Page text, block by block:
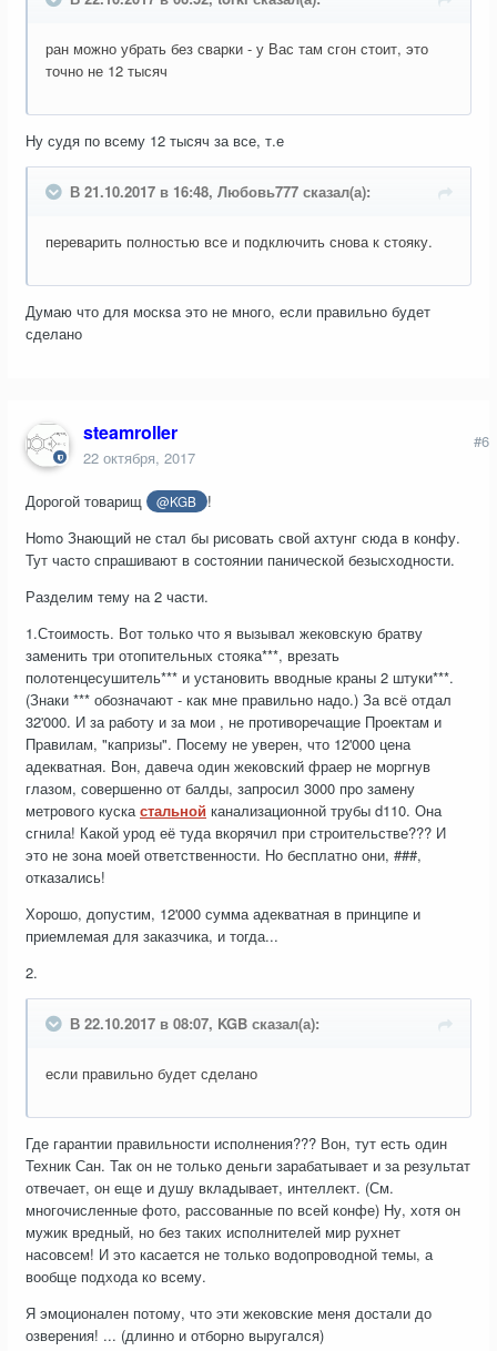
ран можно убрать без сварки - у Вас там сгон стоит, это
точно не 12 тысяч
Ну судя по всему 12 тысяч за все, т.е
В 21.10.2017 в 16:48, Любовь777 сказал(а):
переварить полностью все и подключить снова к стояку.
Думаю что для москsa это не много, если правильно будет
сделано
steamroller
22 октября, 2017
#6
Дорогой товарищ @KGB
!
Homo Знающий не стал бы рисовать свой ахтунг сюда в конфу.
Тут часто спрашивают в состоянии панической безысходности.
Разделим тему на 2 части.
1.Стоимость. Вот только что я вызывал жековскую братву
заменить три отопительных стояка***, врезать
полотенцесушитель*** и установить вводные краны 2 штуки***.
(Знаки *** обозначают - как мне правильно надо.) За всё отдал
32'000. И за работу и за мои , не противоречащие Проектам и
Правилам, "капризы". Посему не уверен, что 12'000 цена
адекватная. Вон, давеча один жековский фраер не моргнув
глазом, совершенно от балды, запросил 3000 про замену
метрового кускастальной канализационной трубы d110. Она
сгнила! Какой урод её туда вкорячил при строительстве??? И
это не зона моей ответственности. Но бесплатно они, ###,
отказались!
Хорошо, допустим, 12'000 сумма адекватная в принципе и
приемлемая для заказчика, и тогда...
2.
В 22.10.2017 в 08:07, KGB сказал(а):
если правильно будет сделано
Где гарантии правильности исполнения??? Вон, тут есть один
Техник Сан. Так он не только деньги зарабатывает и за результат
отвечает, он еще и душу вкладывает, интеллект. (См.
многочисленные фото, рассованные по всей конфе) Ну, хотя он
мужик вредный, но без таких исполнителей мир рухнет
насовсем! И это касается не только водопроводной темы, а
вообще подхода ко всему.
Я эмоционален потому, что эти жековские меня достали до
озверения! ... (длинно и отборно выругался)